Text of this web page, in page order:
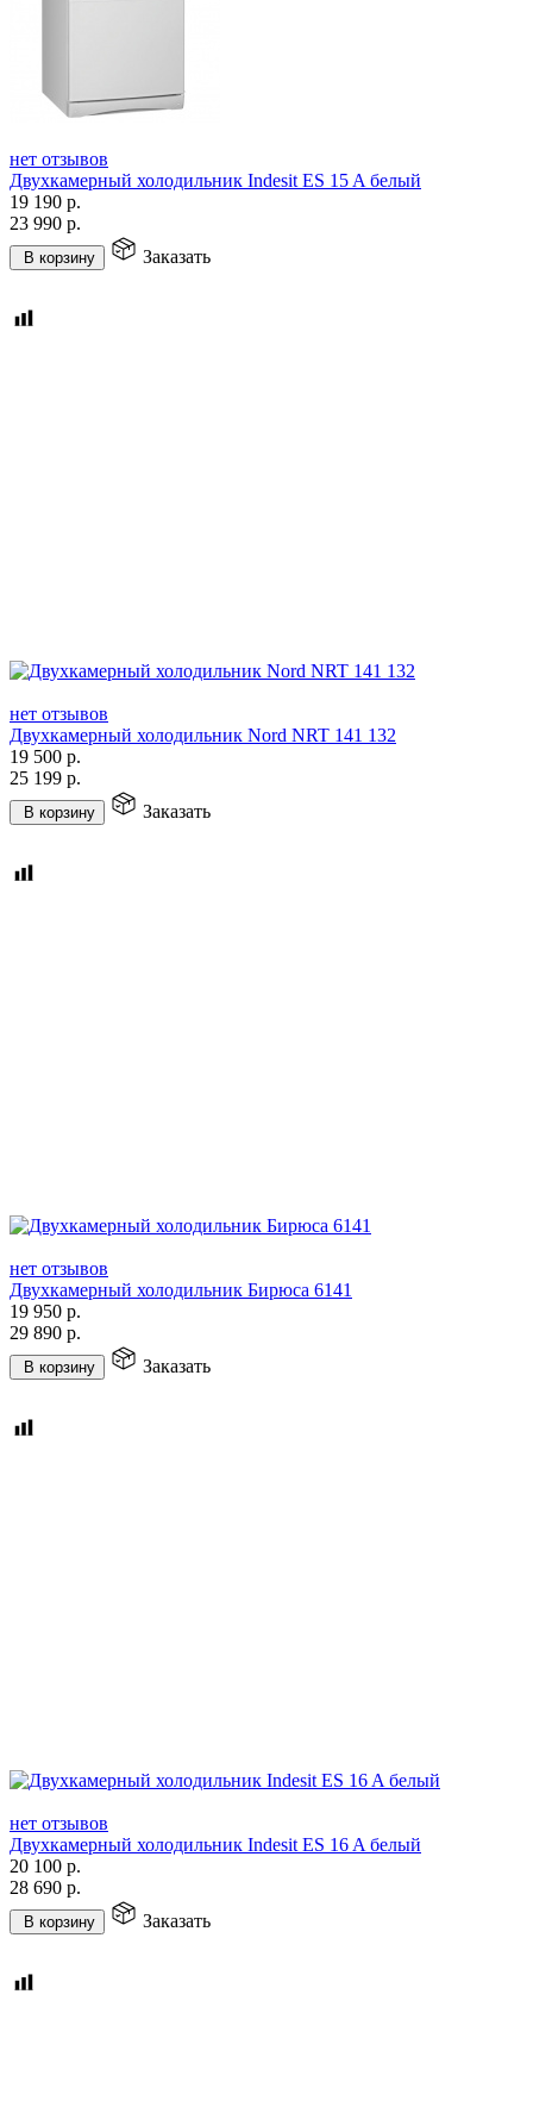
нет отзывов
Двухкамерный холодильник Indesit ES 15 A белый
19 190 р.
23 990 р.
В корзину Заказать
нет отзывов
Двухкамерный холодильник Nord NRT 141 132
19 500 р.
25 199 р.
В корзину Заказать
нет отзывов
Двухкамерный холодильник Бирюса 6141
19 950 р.
29 890 р.
В корзину Заказать
нет отзывов
Двухкамерный холодильник Indesit ES 16 A белый
20 100 р.
28 690 р.
В корзину Заказать